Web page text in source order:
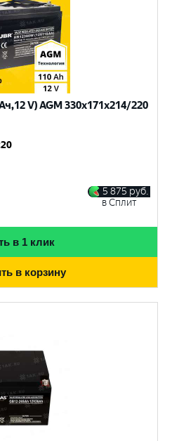
V) AGM 330x171x214/220
5 875 руб.
в Сплит
в 1 клик
в корзину